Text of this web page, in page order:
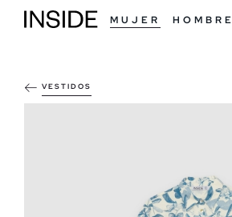
MUJER HOMBRE
VESTIDOS